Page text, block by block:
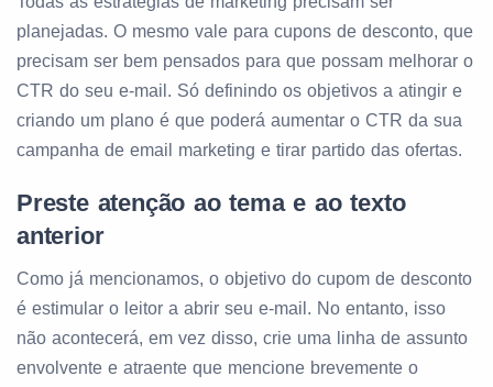
planejadas. O mesmo vale para cupons de desconto, que
precisam ser bem pensados para que possam melhorar o
CTR do seu e-mail. Só definindo os objetivos a atingir e
criando um plano é que poderá aumentar o CTR da sua
campanha de email marketing e tirar partido das ofertas.
Preste atenção ao tema e ao texto
anterior
Como já mencionamos, o objetivo do cupom de desconto
é estimular o leitor a abrir seu e-mail. No entanto, isso
não acontecerá, em vez disso, crie uma linha de assunto
envolvente e atraente que mencione brevemente o